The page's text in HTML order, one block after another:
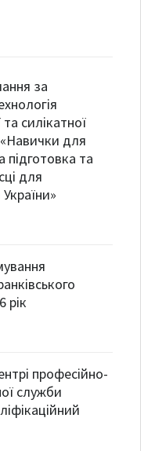
силікатної
для
підготовка та
для
рік
служби